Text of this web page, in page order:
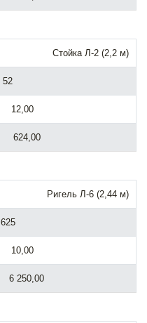
Стойка Л-2 (2,2 м)
52
12,00
624,00
Ригель Л-6 (2,44 м)
625
10,00
6 250,00